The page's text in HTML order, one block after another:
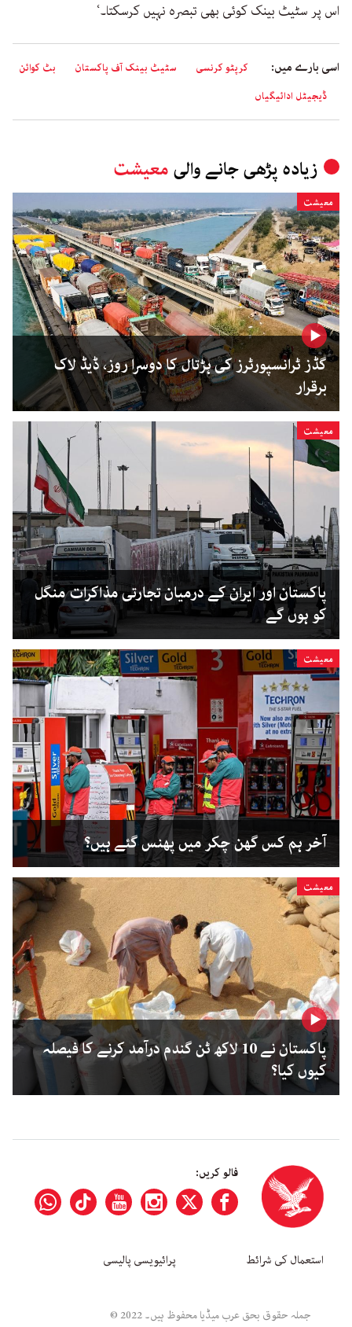
اس پر سٹیٹ بینک کوئی بھی تبصرہ نہیں کرسکتا۔‘
اسی بارے میں: کرپٹو کرنسی سٹیٹ بینک آف پاکستان
بٹ کوائن
ڈیجیٹل ادائیگیاں
زیادہ پڑھی جانے والی معیشت
معیشت
گڈز ٹرانسپورٹرز کی ہڑتال کا دوسرا روز، ڈیڈ لاک
برقرار
معیشت
پاکستان اور ایران کے درمیان تجارتی مذاکرات منگل
کو ہوں گے
معیشت
آخر ہم کس گھن چکر میں پھنس گئے ہیں؟
معیشت
پاکستان نے 10 لاکھ ٹن گندم درآمد کرنے کا فیصلہ
کیوں کیا؟
فالو کریں:
استعمال کی شرائط پرائیویسی پالیسی
جملہ حقوق بحق عرب میڈیا محفوظ ہیں۔ 2022 ©